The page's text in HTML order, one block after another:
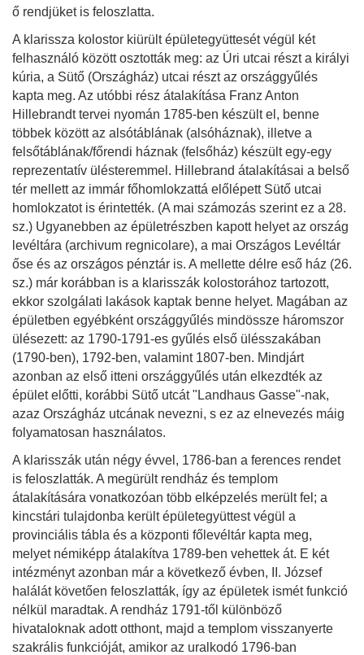
ő rendjüket is feloszlatta.
A klarissza kolostor kiürült épületegyüttesét végül két
felhasználó között osztották meg: az Úri utcai részt a királyi
kúria, a Sütő (Országház) utcai részt az országgyűlés
kapta meg. Az utóbbi rész átalakítása Franz Anton
Hillebrandt tervei nyomán 1785-ben készült el, benne
többek között az alsótáblának (alsóháznak), illetve a
felsőtáblának/főrendi háznak (felsőház) készült egy-egy
reprezentatív ülésteremmel. Hillebrand átalakításai a belső
tér mellett az immár főhomlokzattá előlépett Sütő utcai
homlokzatot is érintették. (A mai számozás szerint ez a 28.
sz.) Ugyanebben az épületrészben kapott helyet az ország
levéltára (archivum regnicolare), a mai Országos Levéltár
őse és az országos pénztár is. A mellette délre eső ház (26.
sz.) már korábban is a klarisszák kolostorához tartozott,
ekkor szolgálati lakások kaptak benne helyet. Magában az
épületben egyébként országgyűlés mindössze háromszor
ülésezett: az 1790-1791-es gyűlés első ülésszakában
(1790-ben), 1792-ben, valamint 1807-ben. Mindjárt
azonban az első itteni országgyűlés után elkezdték az
épület előtti, korábbi Sütő utcát "Landhaus Gasse"-nak,
azaz Országház utcának nevezni, s ez az elnevezés máig
folyamatosan használatos.
A klarisszák után négy évvel, 1786-ban a ferences rendet
is feloszlatták. A megürült rendház és templom
átalakítására vonatkozóan több elképzelés merült fel; a
kincstári tulajdonba került épületegyüttest végül a
provinciális tábla és a központi főlevéltár kapta meg,
melyet némiképp átalakítva 1789-ben vehettek át. E két
intézményt azonban már a következő évben, II. József
halálát követően feloszlatták, így az épületek ismét funkció
nélkül maradtak. A rendház 1791-től különböző
hivataloknak adott otthont, majd a templom visszanyerte
szakrális funkcióját, amikor az uralkodó 1796-ban